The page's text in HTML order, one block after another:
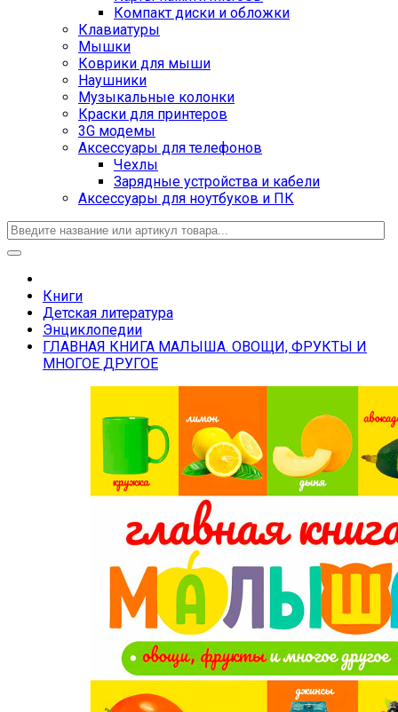
Компакт диски и обложки
Клавиатуры
Мышки
Коврики для мыши
Наушники
Музыкальные колонки
Краски для принтеров
3G модемы
Аксессуары для телефонов
Чехлы
Зарядные устройства и кабели
Аксессуары для ноутбуков и ПК
Книги
Детская литература
Энциклопедии
ГЛАВНАЯ КНИГА МАЛЫША. ОВОЩИ, ФРУКТЫ И
МНОГОЕ ДРУГОЕ